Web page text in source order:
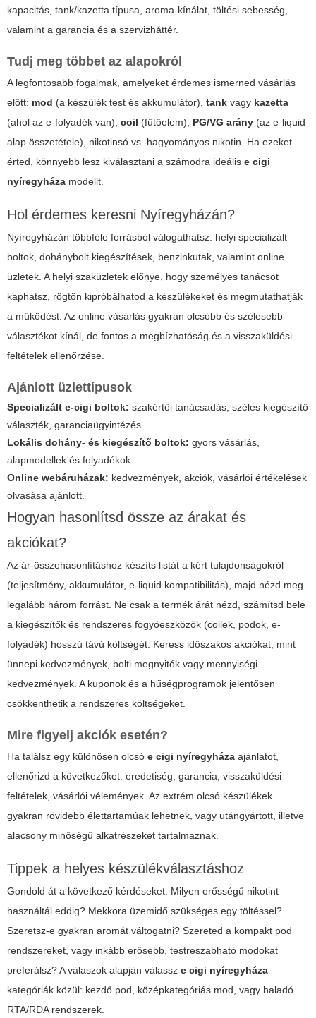
kapacitás, tank/kazetta típusa, aroma-kínálat, töltési sebesség,
valamint a garancia és a szervizháttér.
Tudj meg többet az alapokról
A legfontosabb fogalmak, amelyeket érdemes ismerned vásárlás
előtt: mod (a készülék test és akkumulátor), tank vagy kazetta
(ahol az e-folyadék van), coil (fűtőelem), PG/VG arány (az e-liquid
alap összetétele), nikotinsó vs. hagyományos nikotin. Ha ezeket
érted, könnyebb lesz kiválasztani a számodra ideális e cigi
nyíregyháza modellt.
Hol érdemes keresni Nyíregyházán?
Nyíregyházán többféle forrásból válogathatsz: helyi specializált
boltok, dohánybolt kiegészítések, benzinkutak, valamint online
üzletek. A helyi szaküzletek előnye, hogy személyes tanácsot
kaphatsz, rögtön kipróbálhatod a készülékeket és megmutathatják
a működést. Az online vásárlás gyakran olcsóbb és szélesebb
választékot kínál, de fontos a megbízhatóság és a visszaküldési
feltételek ellenőrzése.
Ajánlott üzlettípusok
Specializált e-cigi boltok: szakértői tanácsadás, széles kiegészítő
választék, garanciaügyintézés.
Lokális dohány- és kiegészítő boltok: gyors vásárlás,
alapmodellek és folyadékok.
Online webáruházak: kedvezmények, akciók, vásárlói értékelések
olvasása ajánlott.
Hogyan hasonlítsd össze az árakat és
akciókat?
Az ár-összehasonlításhoz készíts listát a kért tulajdonságokról
(teljesítmény, akkumulátor, e-liquid kompatibilitás), majd nézd meg
legalább három forrást. Ne csak a termék árát nézd, számítsd bele
a kiegészítők és rendszeres fogyóeszközök (coilek, podok, e-
folyadék) hosszú távú költségét. Keress időszakos akciókat, mint
ünnepi kedvezmények, bolti megnyitók vagy mennyiségi
kedvezmények. A kuponok és a hűségprogramok jelentősen
csökkenthetik a rendszeres költségeket.
Mire figyelj akciók esetén?
Ha találsz egy különösen olcsó e cigi nyíregyháza ajánlatot,
ellenőrizd a következőket: eredetiség, garancia, visszaküldési
feltételek, vásárlói vélemények. Az extrém olcsó készülékek
gyakran rövidebb élettartamúak lehetnek, vagy utángyártott, illetve
alacsony minőségű alkatrészeket tartalmaznak.
Tippek a helyes készülékválasztáshoz
Gondold át a következő kérdéseket: Milyen erősségű nikotint
használtál eddig? Mekkora üzemidő szükséges egy töltéssel?
Szeretsz-e gyakran aromát váltogatni? Szereted a kompakt pod
rendszereket, vagy inkább erősebb, testreszabható modokat
preferálsz? A válaszok alapján válassz e cigi nyíregyháza
kategóriák közül: kezdő pod, középkategóriás mod, vagy haladó
RTA/RDA rendszerek.